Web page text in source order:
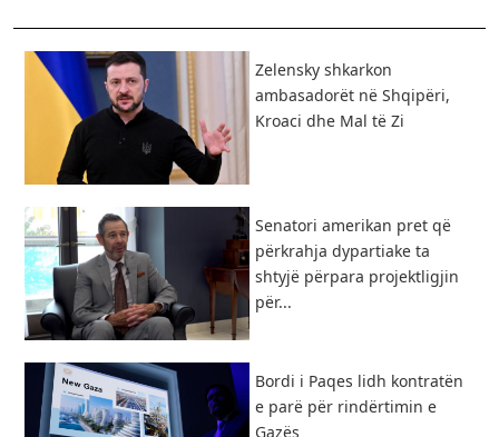
Zelensky shkarkon
ambasadorët në Shqipëri,
Kroaci dhe Mal të Zi
Senatori amerikan pret që
përkrahja dypartiake ta
shtyjë përpara projektligjin
për...
Bordi i Paqes lidh kontratën
e parë për rindërtimin e
Gazës